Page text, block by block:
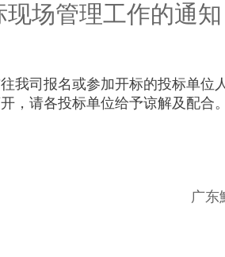
场管理工作的通知
司报名或参加开标的投标单位
，请各投标单位给予谅解及配合。
广东